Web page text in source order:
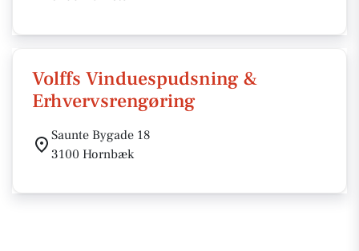
Volffs Vinduespudsning &
Erhvervsrengøring
Saunte Bygade 18
3100 Hornbæk